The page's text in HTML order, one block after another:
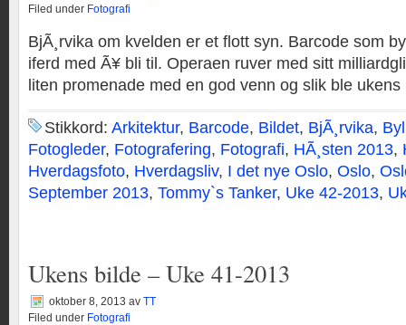
Filed under Fotografi
BjÃ¸rvika om kvelden er et flott syn. Barcode som
iferd med Ã¥ bli til. Operaen ruver med sitt
liten promenade med en god venn og slik ble ukens
Stikkord: Arkitektur, Barcode, Bildet, BjÃ¸rvika,
Fotogleder, Fotografering, Fotografi, HÃ¸sten 2013,
Hverdagsfoto, Hverdagsliv, I det nye Oslo, Oslo,
September 2013, Tommy`s Tanker, Uke 42-2013,
Ukens bilde – Uke 41-2013
oktober 8, 2013 av TT
Filed under Fotografi